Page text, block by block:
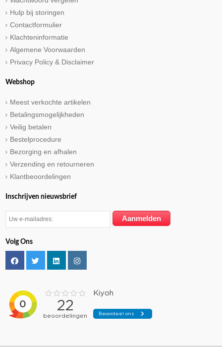
Hulp bij storingen
Contactformulier
Klachteninformatie
Algemene Voorwaarden
Privacy Policy & Disclaimer
Webshop
Meest verkochte artikelen
Betalingsmogelijkheden
Veilig betalen
Bestelprocedure
Bezorging en afhalen
Verzending en retourneren
Klantbeoordelingen
Inschrijven nieuwsbrief
Volg Ons